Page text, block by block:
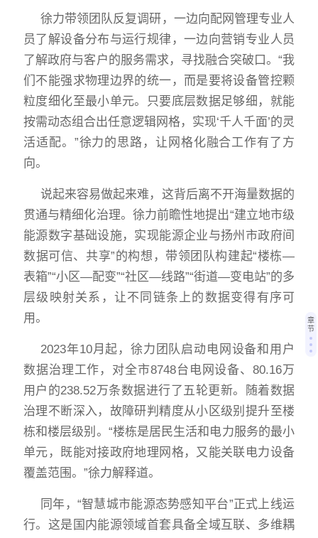
徐力带领团队反复调研，一边向配网管理专业人
员了解设备分布与运行规律，一边向营销专业人员
了解政府与客户的服务需求，寻找融合突破口。“我
们不能强求物理边界的统一，而是要将设备管控颗
粒度细化至最小单元。只要底层数据足够细，就能
按需动态组合出任意逻辑网格，实现‘千人千面’的灵
活适配。”徐力的思路，让网格化融合工作有了方
向。
说起来容易做起来难，这背后离不开海量数据的
贯通与精细化治理。徐力前瞻性地提出“建立地市级
能源数字基础设施，实现能源企业与扬州市政府间
数据可信、共享”的构想，带领团队构建起“楼栋—
表箱”“小区—配变”“社区—线路”“街道—变电站”的多
层级映射关系，让不同链条上的数据变得有序可
用。
2023年10月起，徐力团队启动电网设备和用户
数据治理工作，对全市8748台电网设备、80.16万
用户的238.52万条数据进行了五轮更新。随着数据
治理不断深入，故障研判精度从小区级别提升至楼
栋和楼层级别。“楼栋是居民生活和电力服务的最小
单元，既能对接政府地理网格，又能关联电力设备
覆盖范围。”徐力解释道。
同年，“智慧城市能源态势感知平台”正式上线运
行。这是国内能源领域首套具备全域互联、多维耦
章
节